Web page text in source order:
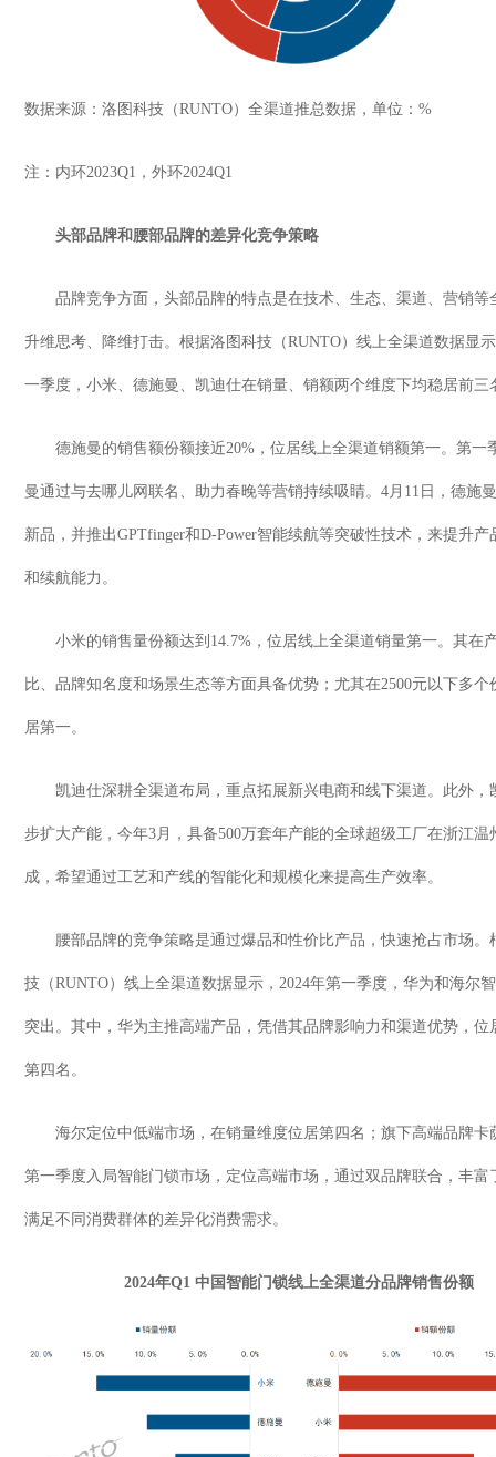
数据来源：洛图科技（RUNTO）全渠道推总数据，单位： %
注：内环2023Q1 ，外环2024Q1
头部品牌和腰部品牌的差异化竞争策略
品牌竞争方面，头部品牌的特点是在技术、生态、渠道、营销等
升维思考、降维打击。根据洛图科技（RUNTO）线上全渠道数据显
一季度，小米、德施曼、凯迪仕在销量、销额两个维度下均稳居前三
德施曼的销售额份额接近20%，位居线上全渠道销额第一。第一
曼通过与去哪儿网联名、助力春晚等营销持续吸睛。 4月 11 日，德施
新品，并推出GPTfinger和D-Power智能续航等突破性技术，来提升产
和续航能力。
小米的销售量份额达到 14.7%，位居线上全渠道销量第一。其在
比、品牌知名度和场景生态等方面具备优势；尤其在2500元以下多个
居第一。
凯迪仕深耕全渠道布局，重点拓展新兴电商和线下渠道。此外，
步扩大产能，今年3月，具备500万套年产能的全球超级工厂在浙江温
成，希望通过工艺和产线的智能化和规模化来提高生产效率。
腰部品牌的竞争策略是通过爆品和性价比产品，快速抢占市场。
技（RUNTO）线上全渠道数据显示， 2024年第一季度，华为和海尔
突出。其中，华为主推高端产品，凭借其品牌影响力和渠道优势，位
第四名。
海尔定位中低端市场，在销量维度位居第四名；旗下高端品牌卡
第一季度入局智能门锁市场，定位高端市场，通过双品牌联合，丰富
满足不同消费群体的差异化消费需求。
2024年Q1 中国智能门锁线上全渠道分品牌销售份额